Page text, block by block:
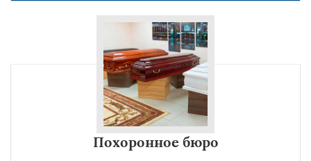
Похоронное бюро